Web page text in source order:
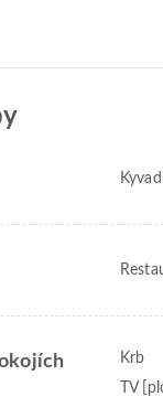
Krb
TV